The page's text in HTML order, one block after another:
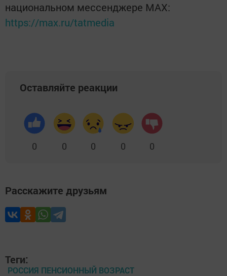
национальном мессенджере MАХ:
https://max.ru/tatmedia
Оставляйте реакции
0 0 0 0 0
Расскажите друзьям
Теги:
РОССИЯ ПЕНСИОННЫЙ ВОЗРАСТ